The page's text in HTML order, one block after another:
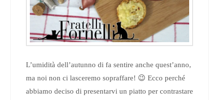
L’umidità dell’autunno di fa sentire anche quest’anno,
ma noi non ci lasceremo sopraffare! 😉 Ecco perché
abbiamo deciso di presentarvi un piatto per contrastare